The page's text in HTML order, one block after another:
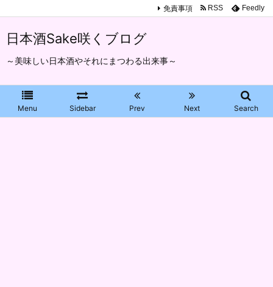
日本酒Sake咲くブログ
～美味しい日本酒やそれにまつわる出来事～
Menu Sidebar Prev Next Search
免責事項 RSS Feedly